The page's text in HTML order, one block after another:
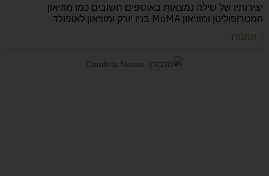
יצירותיו של שילה נמצאות באוספים חשובים כמו מוזיאון
המטרופוליטן ומוזיאון MoMA בניו יורק ומוזיאון לאופולד
| אמנות